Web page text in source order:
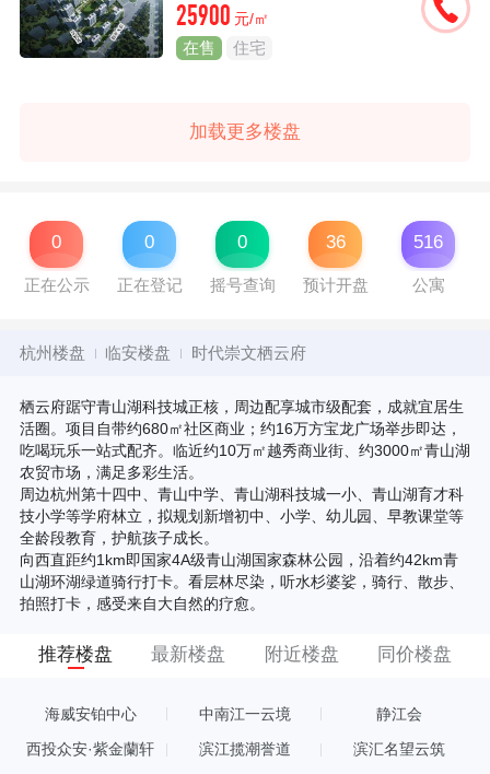
25900 元/㎡
在售 住宅
加载更多楼盘
0
正在公示
0
正在登记
0
摇号查询
36
预计开盘
516
公寓
杭州楼盘 临安楼盘 时代崇文栖云府
栖云府踞守青山湖科技城正核，周边配享城市级配套，成就宜居生
活圈。项目自带约680㎡社区商业；约16万方宝龙广场举步即达，
吃喝玩乐一站式配齐。临近约10万㎡越秀商业街、约3000㎡青山湖
农贸市场，满足多彩生活。
周边杭州第十四中、青山中学、青山湖科技城一小、青山湖育才科
技小学等学府林立，拟规划新增初中、小学、幼儿园、早教课堂等
全龄段教育，护航孩子成长。
向西直距约1km即国家4A级青山湖国家森林公园，沿着约42km青
山湖环湖绿道骑行打卡。看层林尽染，听水杉婆娑，骑行、散步、
拍照打卡，感受来自大自然的疗愈。
推荐楼盘 最新楼盘 附近楼盘 同价楼盘
海威安铂中心 中南江一云境 静江会
西投众安·紫金蘭轩 滨江揽潮誉道 滨汇名望云筑